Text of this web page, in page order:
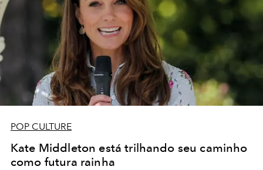
POP CULTURE
Kate Middleton está trilhando seu caminho
como futura rainha